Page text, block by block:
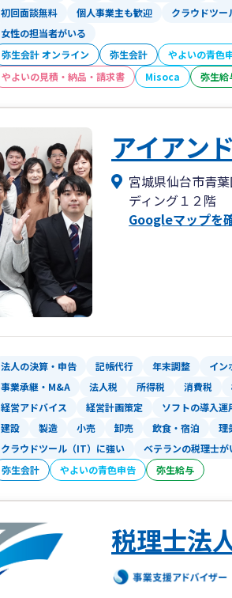
初回面談無料 個人事業主も歓迎 クラウドツ
女性の担当者がいる
弥生会計 オンライン 弥生会計 やよいの青色
やよいの見積・納品・請求書
Misoca 弥生給
アイアン
宮城県仙台市青
ディング１２階
Googleマップを
法人の決算・申告 記帳代行 年末調整 イン
事業承継・M&A
法人税 所得税 消費税
経営アドバイス
経営計画策定 ソフトの導入運
建設 製造 小売 卸売 飲食・宿泊 理
クラウドツール（IT）に強い ベテランの税理士が
弥生会計 やよいの青色申告 弥生給与
税理士法